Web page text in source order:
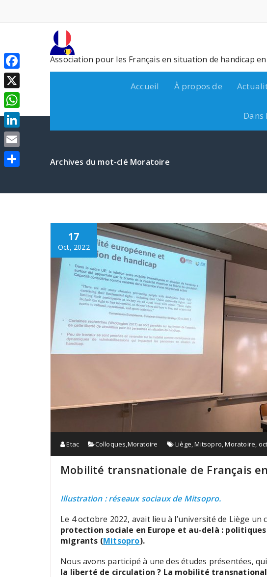
contenu
Association pour les Français en situation de handicap
Accueil À propos de
Dans
Archives du mot-clé Moratoire
17
Oct, 2022
Etac Colloques,Moratoire Liège,Mitsopro,Moratoire,
Mobilité transnationale de Français
Illustration : réseaux sociaux de Mitsopro.
Le 4 octobre 2022, avait lieu à l’université de Liège un
protection sociale en Europe et au-delà :
migrants (Mitsopro).
Nous avons participé à une des études présentées,
la liberté de circulation ? La mobilité
Facebook
X
WhatsApp
LinkedIn
Email